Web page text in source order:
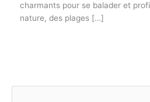
charmants pour se balader et
nature, des plages […]